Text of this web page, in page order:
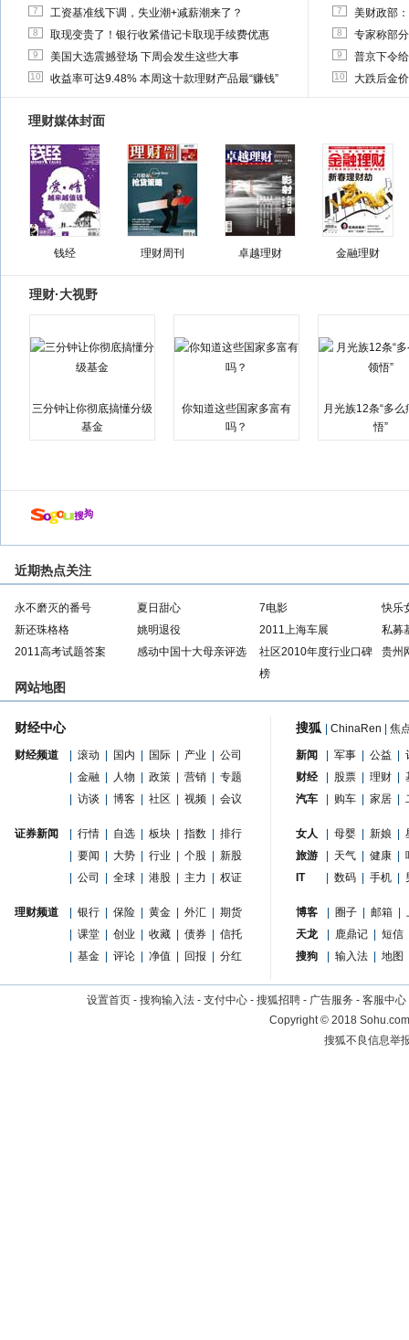
7 工资基准线下调，失业潮+减薪潮来了？
8 取现变贵了！银行收紧借记卡取现手续费优惠
9 美国大选震撼登场 下周会发生这些大事
10 收益率可达9.48% 本周这十款理财产品最“赚钱”
7 美财政部
8 专家称部
9 普京下令
10 大跌后金
理财媒体封面
钱经 理财周刊 卓越理财 金融理财
理财·大视野
三分钟让你彻底搞懂分级
基金
你知道这些国家多富有
吗？
月光族12条“多么
悟”
近期热点关注
永不磨灭的番号 夏日甜心 7电影
快乐
新还珠格格
姚明退役 2011上海车展
私募
2011高考试题答案
感动中国十大母亲评选
社区2010年度行业口碑
榜
贵州
网站地图
财经中心
财经频道 滚动 国内 国际 产业
公司
金融 人物 政策 营销
专题
访谈 博客 社区 视频 会议
证券新闻 行情 自选 板块 指数
排行
要闻 大势 行业 个股
新股
公司 全球 港股 主力 权证
理财频道 银行 保险 黄金 外汇
期货
课堂 创业 收藏 债券
信托
基金 评论 净值 回报 分红
搜狐 ChinaRen 焦
新闻 军事 公益
财经
股票 理财
汽车
购车 家居
女人 母婴 新娘
旅游
天气 健康
IT
数码 手机
博客 圈子 邮箱
天龙
鹿鼎记
短信
搜狗
输入法 地图
设置首页 - 搜狗输入法 - 支付中心 - 搜狐招聘 - 广告服务 - 客服中心
Copyright©2018
搜狐不良信息举